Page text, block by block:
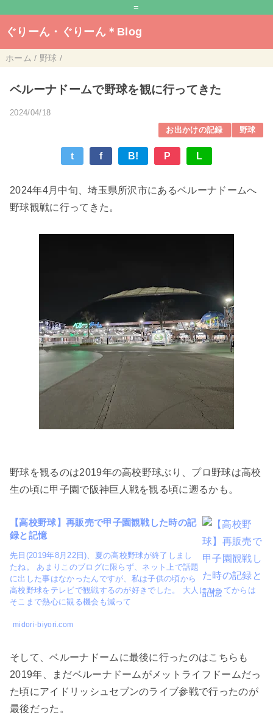
=
ぐりーん・ぐりーん＊Blog
ホーム / 野球 /
ベルーナドームで野球を観に行ってきた
2024/04/18
お出かけの記録
野球
t f B! P L
2024年4月中旬、埼玉県所沢市にあるベルーナドームへ
野球観戦に行ってきた。
野球を観るのは2019年の高校野球ぶり、プロ野球は高校
生の頃に甲子園で阪神巨人戦を観る頃に遡るかも。
【高校野球】再販売で甲子園観戦した時の記
録と記憶
先日(2019年8月22日)、夏の高校野球が終了しまし
たね。 あまりこのブログに限らず、ネット上で話題
に出した事はなかったんですが、私は子供の頃から
高校野球をテレビで観戦するのが好きでした。 大人になってからは
そこまで熱心に観る機会も減って
midori-biyori.com
そして、ベルーナドームに最後に行ったのはこちらも
2019年、まだベルーナドームがメットライフドームだっ
た頃にアイドリッシュセブンのライブ参戦で行ったのが
最後だった。